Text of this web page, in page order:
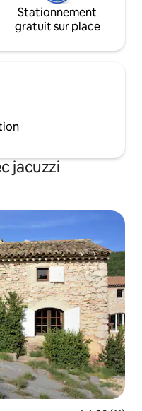
Stationnement
gratuit sur place
jacuzzi